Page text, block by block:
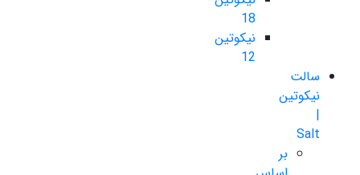
18
نیکوتین
12
سالت
نیکوتین
|
Salt
بر